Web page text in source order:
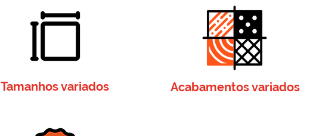
Tamanhos variados Acabamentos variados